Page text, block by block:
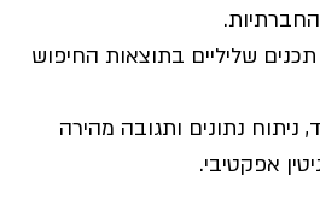
תכנים שליליים בתוצאות החיפוש
ניתוח נתונים ותגובה מהירה
אפקטיבי.